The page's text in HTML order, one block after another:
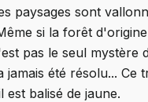
paysages sont
si la forêt
pas le seul mystère
été résolu... Ce
balisé de jaune.